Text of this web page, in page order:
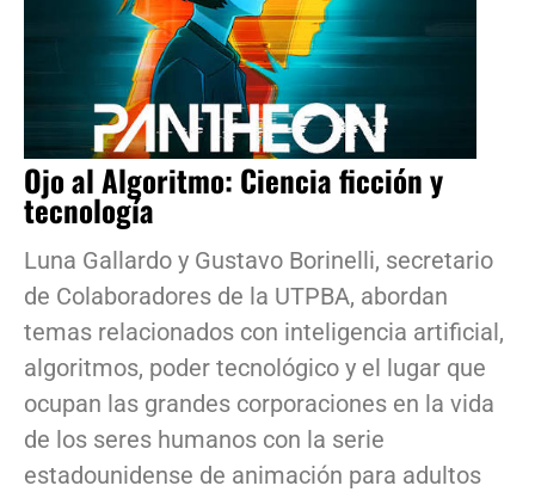
Ojo al Algoritmo: Ciencia ficción y
tecnología
Luna Gallardo y Gustavo Borinelli, secretario
de Colaboradores de la UTPBA, abordan
temas relacionados con inteligencia artificial,
algoritmos, poder tecnológico y el lugar que
ocupan las grandes corporaciones en la vida
de los seres humanos con la serie
estadounidense de animación para adultos